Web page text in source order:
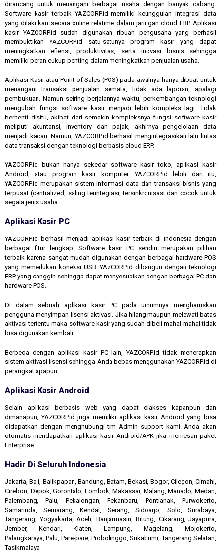
dirancang untuk menangani berbagai usaha dengan banyak cabang.
Software kasir terbaik YAZCORP.id memiliki keunggulan integrasi data
yang dilakukan secara online relatime dalam jaringan cloud ERP. Aplikasi
kasir YAZCORP.id sudah digunakan ribuan pengusaha yang berhasil
membuktikan YAZCORP.id satu-satunya program kasir yang dapat
meningkatkan efiensi, produktivitas, serta inovasi bisnis sehingga
memiliki peran cukup penting dalam meningkatkan penjualan usaha.
Aplikasi Kasir atau Point of Sales (POS) pada awalnya hanya dibuat untuk
menangani transaksi penjualan semata, tidak ada laporan, apalagi
pembukuan. Namun seiring berjalannya waktu, perkembangan teknologi
mengubah fungsi software kasir menjadi lebih kompleks lagi. Tidak
berhenti disitu, akibat dari semakin kompleksnya fungsi software kasir
meliputi akuntansi, inventory dan pajak, akhirnya pengelolaan data
menjadi kacau. Namun, YAZCORP.id berhasil mengintegrasikan lalu lintas
data transaksi dengan teknologi berbasis cloud ERP.
YAZCORP.id bukan hanya sekedar software kasir toko, aplikasi kasir
Android, atau program kasir komputer. YAZCORP.id lebih dari itu,
YAZCORP.id merupakan sistem informasi data dan transaksi bisnis yang
terpusat (centralized, saling terintegrasi, tersinkronisasi dan cocok untuk
segala jenis usaha.
Aplikasi Kasir PC
YAZCORP.id berhasil menjadi aplikasi kasir terbaik di Indonesia dengan
berbagai fitur lengkap. Software kasir PC sendiri merupakan pilihan
terbaik karena sangat mudah digunakan dengan berbagai hardware POS
yang memerlukan koneksi USB. YAZCORP.id dibangun dengan teknologi
ERP yang canggih sehingga dapat menyesuaikan dengan berbagai PC dan
hardware POS.
Di dalam sebuah aplikasi kasir PC pada umumnya mengharuskan
pengguna menyimpan lisensi aktivasi. Jika hilang maupun melewati batas
aktivasi tertentu maka software kasir yang sudah dibeli mahal-mahal tidak
bisa digunakan kembali.
Berbeda dengan aplikasi kasir PC lain, YAZCORP.id tidak menerapkan
sistem aktivasi lisensi sehingga Anda bebas menggunakan YAZCORP.id di
perangkat apapun.
Aplikasi Kasir Android
Selain aplikasi berbasis web yang dapat diakses kapanpun dan
dimanapun, YAZCORP.id juga memiliki aplikasi kasir Android yang bisa
didapatkan dengan menghubungi tim Admin support kami. Anda akan
otomatis mendapatkan aplikasi kasir Android/APK jika memesan paket
Enterprise.
Hadir Di Seluruh Indonesia
Jakarta, Bali, Balikpapan, Bandung, Batam, Bekasi, Bogor, Cilegon, Cimahi,
Cirebon, Depok, Gorontalo, Lombok, Makassar, Malang, Manado, Medan,
Palembang, Palu, Pekalongan, Pekanbaru, Pontianak, Purwokerto,
Samarinda, Semarang, Kendal, Serang, Sidoarjo, Solo, Surabaya,
Tangerang, Yogyakarta, Aceh, Banjarmasin, Bitung, Cikarang, Jayapura,
Jember, Kendari, Klaten, Lampung, Magelang, Mojokerto,
Palangkaraya, Palu, Pare-pare, Probolinggo, Sukabumi, Tangerang Selatan,
Tasikmalaya